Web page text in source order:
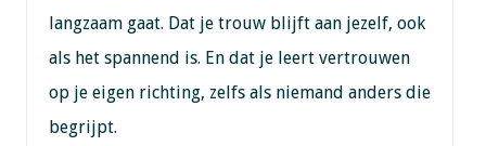
langzaam gaat. Dat je trouw blijft aan jezelf, ook
als het spannend is. En dat je leert vertrouwen
op je eigen richting, zelfs als niemand anders die
begrijpt.